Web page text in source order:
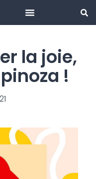
la joie,
!